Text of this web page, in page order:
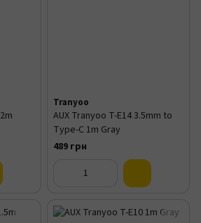
Tranyoo
AUX Tranyoo T-E14 3.5mm to
Type-C 1m Gray
489 грн